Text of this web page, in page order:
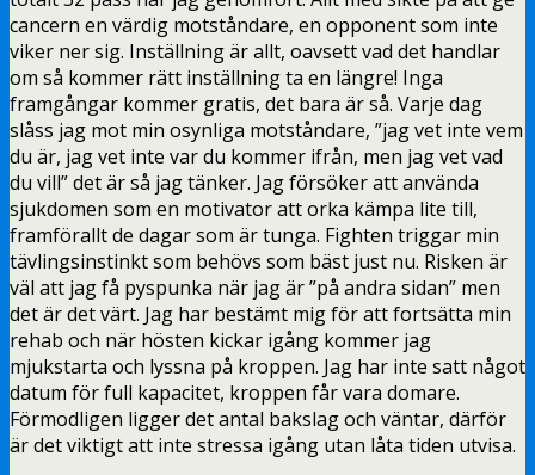
cancern en värdig motståndare, en opponent som inte
viker ner sig. Inställning är allt, oavsett vad det handlar
om så kommer rätt inställning ta en längre! Inga
framgångar kommer gratis, det bara är så. Varje dag
slåss jag mot min osynliga motståndare, ”jag vet inte vem
du är, jag vet inte var du kommer ifrån, men jag vet vad
du vill” det är så jag tänker. Jag försöker att använda
sjukdomen som en motivator att orka kämpa lite till,
framförallt de dagar som är tunga. Fighten triggar min
tävlingsinstinkt som behövs som bäst just nu. Risken är
väl att jag få pyspunka när jag är ”på andra sidan” men
det är det värt. Jag har bestämt mig för att fortsätta min
rehab och när hösten kickar igång kommer jag
mjukstarta och lyssna på kroppen. Jag har inte satt något
datum för full kapacitet, kroppen får vara domare.
Förmodligen ligger det antal bakslag och väntar, därför
är det viktigt att inte stressa igång utan låta tiden utvisa.